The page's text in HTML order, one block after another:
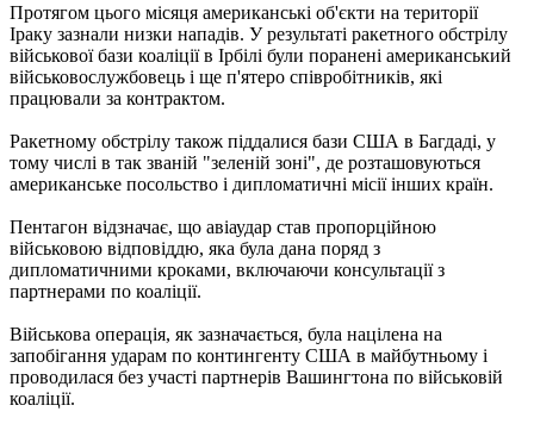
Протягом цього місяця американські об'єкти на території
Іраку зазнали низки нападів. У результаті ракетного обстрілу
військової бази коаліції в Ірбілі були поранені американський
військовослужбовець і ще п'ятеро співробітників, які
працювали за контрактом.
Ракетному обстрілу також піддалися бази США в Багдаді, у
тому числі в так званій "зеленій зоні", де розташовуються
американське посольство і дипломатичні місії інших країн.
Пентагон відзначає, що авіаудар став пропорційною
військовою відповіддю, яка була дана поряд з
дипломатичними кроками, включаючи консультації з
партнерами по коаліції.
Військова операція, як зазначається, була націлена на
запобігання ударам по контингенту США в майбутньому і
проводилася без участі партнерів Вашингтона по військовій
коаліції.